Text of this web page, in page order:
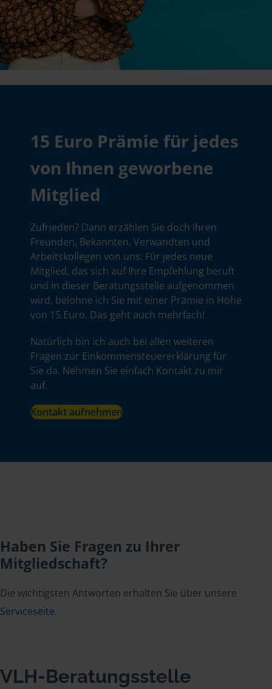
15 Euro Prämie für jedes
von Ihnen geworbene
Mitglied
Zufrieden? Dann erzählen Sie doch Ihren
Freunden, Bekannten, Verwandten und
Arbeitskollegen von uns: Für jedes neue
Mitglied, das sich auf Ihre Empfehlung beruft
und in dieser Beratungsstelle aufgenommen
wird, belohne ich Sie mit einer Prämie in Höhe
von 15 Euro. Das geht auch mehrfach!
Natürlich bin ich auch bei allen weiteren
Fragen zur Einkommensteuererklärung für
Sie da. Nehmen Sie einfach Kontakt zu mir
auf.
Kontakt aufnehmen
Haben Sie Fragen zu Ihrer
Mitgliedschaft?
Die wichtigsten Antworten erhalten Sie über unsere
Serviceseite.
VLH-Beratungsstelle